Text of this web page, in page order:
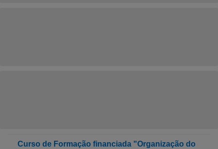
Curso de Formação financiada "Organização do